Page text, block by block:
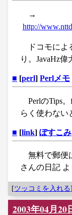
→
http://
ドコモによ
り。JavaHz偉
■ [perl] Perlメモ
PerlのTips
らく使わない
■ [link] ぽすこみ
無料で郵便
さんの日記
[ツッコミを入れる]
2003年04月20